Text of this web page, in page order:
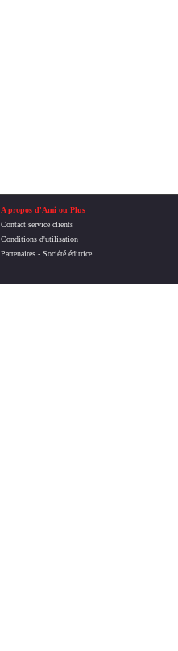
A propos d'Ami ou Plus
Contact service clients
Conditions d'utilisation
Partenaires- Société éditrice